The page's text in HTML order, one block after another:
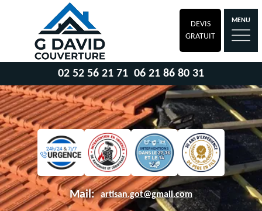
DEVIS
GRATUIT
MENU
02 52 56 21 71 06 21 86 80 31
Mail: artisan.got@gmail.com